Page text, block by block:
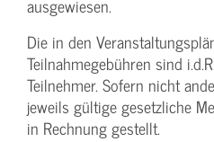
ausgewiesen.
Die in den
Teilnahmegebühren sind
Teilnehmer. Sofern nicht
jeweils gültige gesetzliche
in Rechnung gestellt.